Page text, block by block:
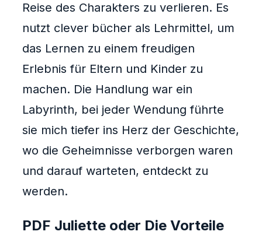
Reise des Charakters zu verlieren. Es
nutzt clever bücher als Lehrmittel, um
das Lernen zu einem freudigen
Erlebnis für Eltern und Kinder zu
machen. Die Handlung war ein
Labyrinth, bei jeder Wendung führte
sie mich tiefer ins Herz der Geschichte,
wo die Geheimnisse verborgen waren
und darauf warteten, entdeckt zu
werden.
PDF Juliette oder Die Vorteile